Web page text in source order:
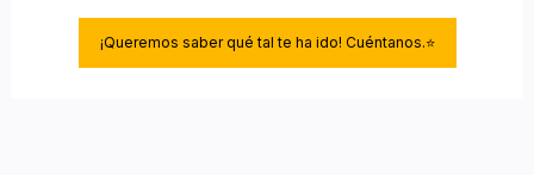
¡Queremos saber qué tal te ha ido! Cuéntanos.⭐